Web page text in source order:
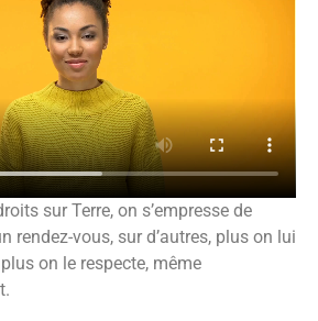
sur Terre, on s’empresse de
rendez-vous, sur d’autres, plus on lui
on le respecte, même